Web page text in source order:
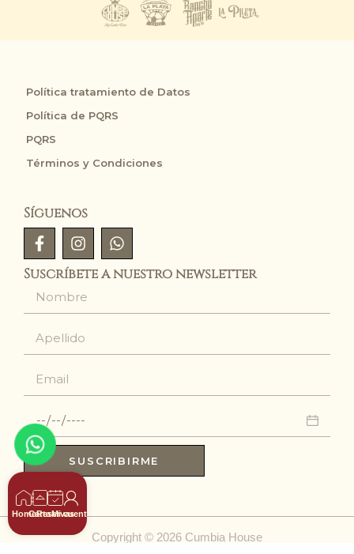
Política tratamiento de Datos
Política de PQRS
PQRS
Términos y Condiciones
Síguenos
Suscríbete a nuestro newsletter
SUSCRIBIRME
Copyright © 2026 Cumbia House
HomeCarta
Reservas
Mi cuenta